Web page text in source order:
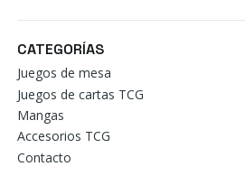
CATEGORÍAS
Juegos de mesa
Juegos de cartas TCG
Mangas
Accesorios TCG
Contacto